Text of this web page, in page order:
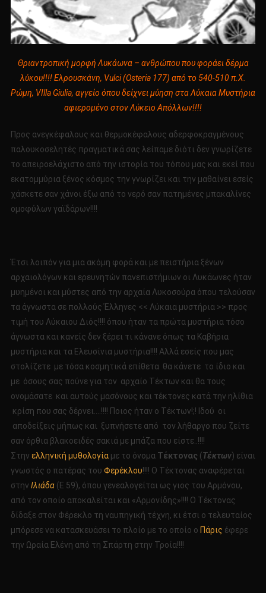
Θριαντροπική μορφή Λυκάωνα – ανθρώπου που φοράει δέρμα
λύκου!!!! Ελρουσκάνη, Vulci (Osteria 177) από το 540-510 π.Χ.
Ρώμη, VIlla Giulia, αγγείο όπου δείχνει μύηση στα Λύκαια Μυστήρια
αφιερομένο στον Λύκειο Απόλλων!!!!
Προς ανεγκέφαλους και θερμοκέφαλους αδερφοκραγμένους
παλουκοσελητές πραγματικά σας λείπαμε διότι δεν γνωρίζετε
το απειροελάχιστο από την ιστορία του τόπου μας και εκεί που
εκατομμύρια ξένος κόσμος την γνωρίζει και την μαθαίνει εσείς
χάσκετε σαν χάνοι έξω από το νερό σαν πατημένες μπακαλίνες
ομοφύλων γαϊδάρων!!!!
Έτσι λοιπόν για μια ακόμη φορά και με πειστήρια ξένων
αρχαιολόγων και ερευνητών πανεπιστήμιων οι Λυκάωνες ήταν
μυημένοι και μύστες από την αρχαία Λυκοσούρα όπου τελούσαν
τα άγνωστα σε πολλούς Έλληνες << Λύκαια μυστήρια >> προς
τιμή του Λύκαιου Διός!!!! όπου ήταν τα πρώτα μυστήρια τόσο
άγνωστα και κανείς δεν ξέρει τι κάνανε όπως τα Καβήρια
μυστήρια και τα Ελευσίνια μυστήρια!!!! Αλλά εσείς που μας
στολίζετε με τόσα κοσμητικά επίθετα θα κάνετε το ίδιο και
με όσους σας πούνε για τον αρχαίο Τέκτων και θα τους
ονομάσατε και αυτούς μασόνους και τέκτονες κατά την ηλίθια
κρίση που σας δέρνει….!!!! Ποιος ήταν ο Τέκτων!;! Ιδού οι
αποδείξεις μήπως και ξυπνήσετε από τον λήθαργο που ζείτε
σαν όρθια βλακοειδές σακιά με μπάζα που είστε..!!!!
Στην ελληνική μυθολογίαμε το όνομα Τέκτονας (Τέκτων) είναι
γνωστός ο πατέρας του Φερέκλου!!!! Ο Τέκτονας αναφέρεται
στην Ιλιάδα(Ε 59), όπου γενεαλογείται ως γιος του Αρμόνου,
από τον οποίο αποκαλείται και «Αρμονίδης»!!!! Ο Τέκτονας
δίδαξε στον Φέρεκλο τη ναυπηγική τέχνη, κι έτσι ο τελευταίος
μπόρεσε να κατασκευάσει το πλοίο με το οποίο ο Πάρις έφερε
την Ωραία Ελένη από τη Σπάρτη στην Τροία!!!!